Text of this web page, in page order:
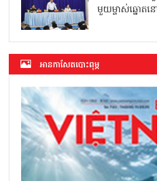
មួយម្ចាស់ឆ្នោត
អាន​កាសែត​បោះពុម្ភ